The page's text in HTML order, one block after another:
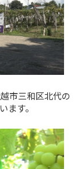
市三和区北代の
ます。